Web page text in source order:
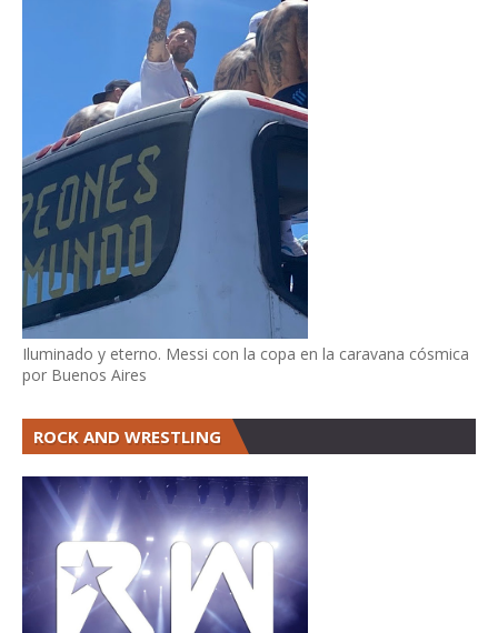
Iluminado y eterno. Messi con la copa en la caravana cósmica
por Buenos Aires
ROCK AND WRESTLING